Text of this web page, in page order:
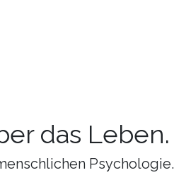
das Leben.
Psychologie.